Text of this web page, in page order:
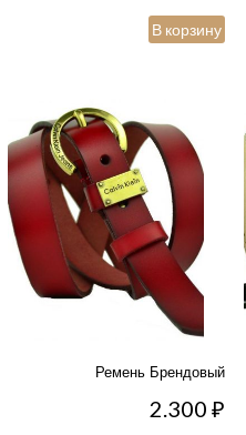
В корзину
Ремень Брендовый
2.300₽